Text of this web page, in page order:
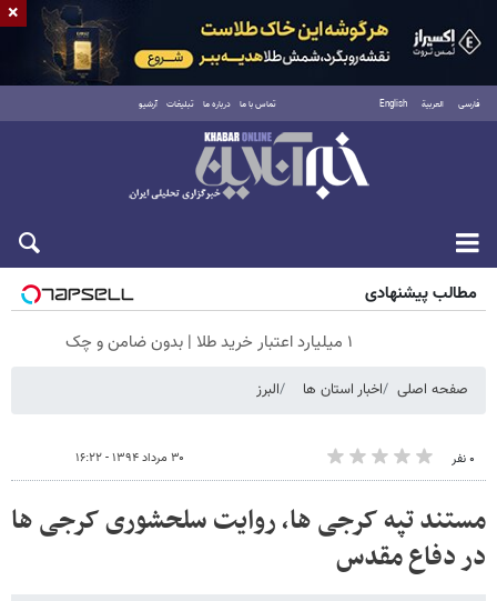
فارسی العربية English تماس با ما درباره ما تبلیغات آرشیو
جمعه ۱۶ مرداد ۱۴۰۵
مطالب پیشنهادی
۱ میلیارد اعتبار خرید طلا | بدون ضامن و چک
صفحه اصلی اخبار استان ها البرز
۰ نفر ۳۰ مرداد ۱۳۹۴ - ۱۶:۲۲
مستند تپه کرجی ها، روایت سلحشوری کرجی ها
در دفاع مقدس
×